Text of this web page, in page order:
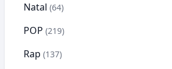
Natal (64)
POP (219)
Rap (137)